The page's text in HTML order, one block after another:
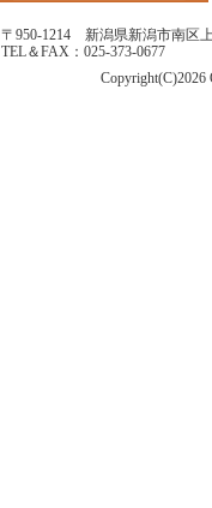
〒950-1214 新潟県新潟市南区
TEL＆FAX：025-373-0677